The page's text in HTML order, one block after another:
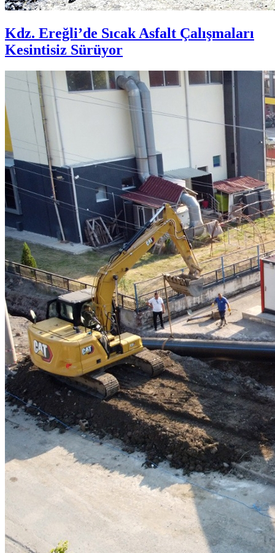
Kdz. Ereğli’de Sıcak Asfalt Çalışmaları
Kesintisiz Sürüyor